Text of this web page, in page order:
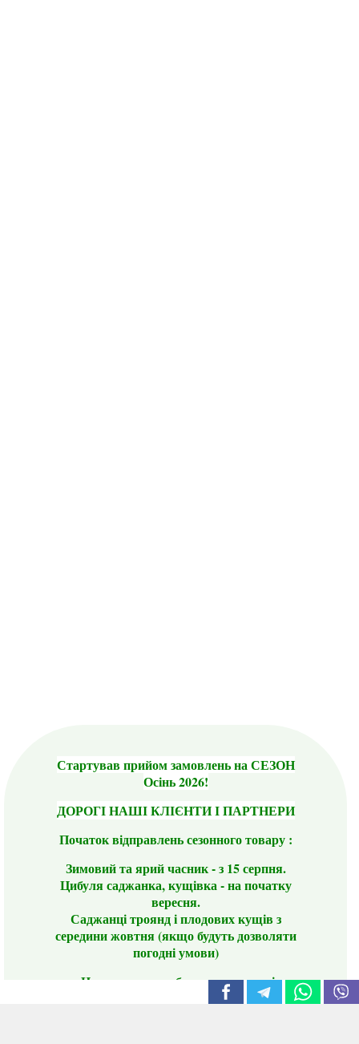
Стартував прийом замовлень на СЕЗОН
Осінь 2026!
ДОРОГІ НАШІ КЛІЄНТИ І ПАРТНЕРИ
Початок відправлень сезонного товару :
Зимовий та ярий часник - з 15 серпня.
Цибуля саджанка, кущівка - на початку
вересня.
Саджанці троянд і плодових кущів з
середини жовтня (якщо будуть дозволяти
погодні умови)
Цього сезону ви будете задоволені
традиційно гарним асортиментом цибулі